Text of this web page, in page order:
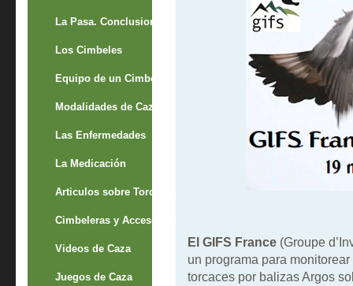
La Pasa. Conclusion
Los Cimbeles
Equipo de un Cimbelero
Modalidades de Caza
Las Enfermedades
La Medicación
Articulos sobre Torcaces
Cimbeleras y Accesorios
Videos de Caza
Juegos de Caza
El GIFS France(Groupe
un programa para
torcaces por balizas Argos